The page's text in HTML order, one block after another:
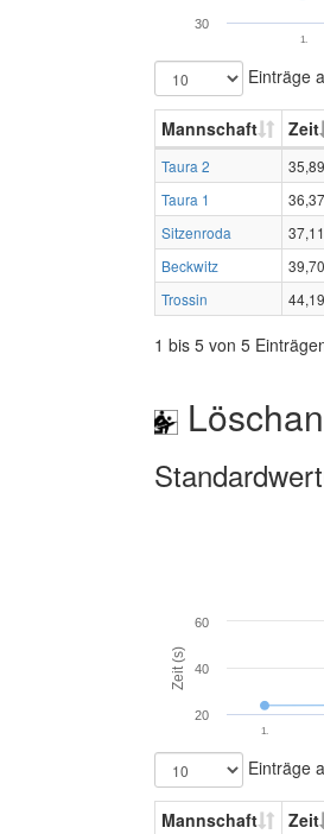
1.
30
Einträge
Mannschaft Zeit
Taura 2
35,89
Taura 1
36,37
Sitzenroda
37,11
Beckwitz
39,70
Trossin
44,19
1 bis 5 von 5
Zeit (s)
1.
20
40
60
Einträge
Mannschaft Zeit